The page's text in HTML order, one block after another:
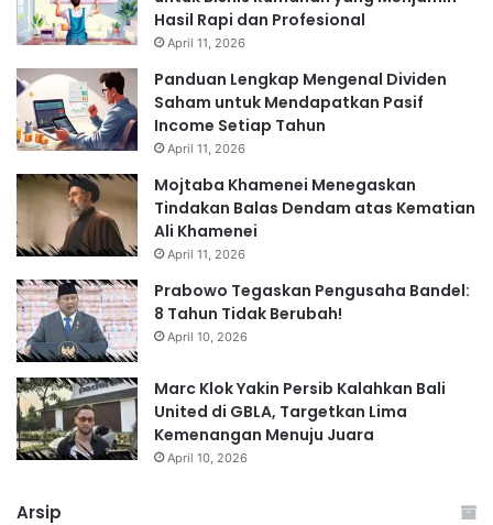
Hasil Rapi dan Profesional
April 11, 2026
Panduan Lengkap Mengenal Dividen
Saham untuk Mendapatkan Pasif
Income Setiap Tahun
April 11, 2026
Mojtaba Khamenei Menegaskan
Tindakan Balas Dendam atas Kematian
Ali Khamenei
April 11, 2026
Prabowo Tegaskan Pengusaha Bandel:
8 Tahun Tidak Berubah!
April 10, 2026
Marc Klok Yakin Persib Kalahkan Bali
United di GBLA, Targetkan Lima
Kemenangan Menuju Juara
April 10, 2026
Arsip